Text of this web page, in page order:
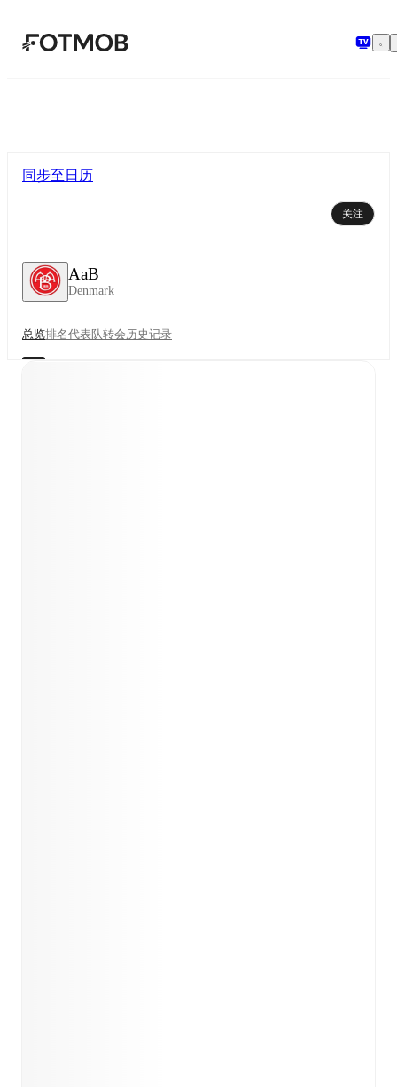
跳转到主要内容
AaB
Denmark
同步至日历
关注
总览排名代表队转会历史记录